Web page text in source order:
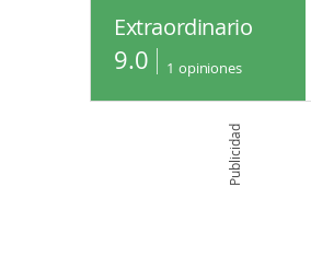
Extraordinario
9.0 1 opiniones
Publicidad